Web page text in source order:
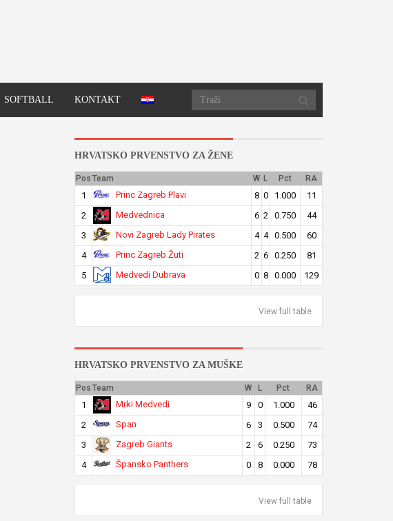
SOFTBALL KONTAKT
HRVATSKO PRVENSTVO ZA ŽENE
Pos Team W L Pct RA
1 Princ Zagreb Plavi 8 0 1.000
11
2
Medvednica 6 2 0.750
44
3
Novi Zagreb Lady Pirates 4 4 0.500
60
4
Princ Zagreb Žuti 2 6 0.250
81
5
Medvedi Dubrava 0 8 0.000 129
View full table
HRVATSKO PRVENSTVO ZA MUŠKE
Pos Team W L Pct RA
1 Mrki Medvedi 9 0 1.000
46
2
Span 6 3 0.500
74
3
Zagreb Giants 2 6 0.250
73
4
Špansko Panthers 0 8 0.000 78
View full table